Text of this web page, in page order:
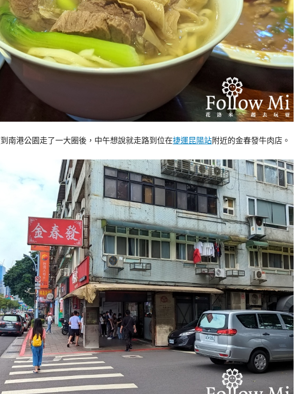
南港公園走了一大圈後，中午想說就走路到位在捷運昆陽站附近的金春發牛肉店。